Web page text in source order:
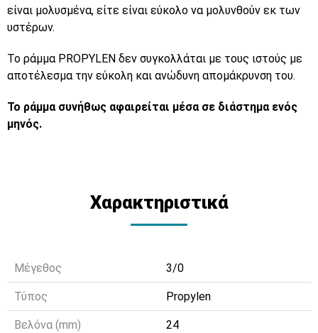
είναι μολυσμένα, είτε είναι εύκολο να μολυνθούν εκ των
υστέρων.
Το ράμμα PROPYLEN δεν συγκολλάται με τους ιστούς με
αποτέλεσμα την εύκολη και ανώδυνη απομάκρυνση του.
Το ράμμα συνήθως αφαιρείται μέσα σε διάστημα ενός
μηνός.
Χαρακτηριστικά
Μέγεθος 3/0
Τύπος Propylen
Βελόνα (mm) 24